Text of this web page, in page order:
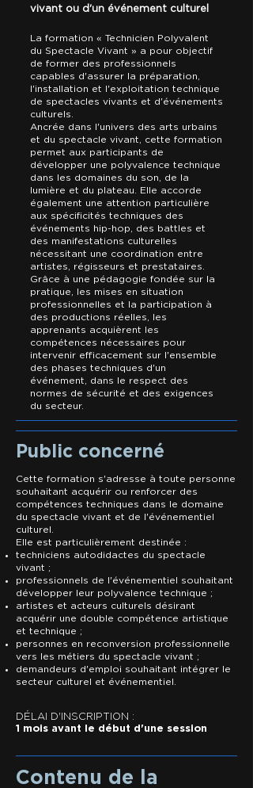
vivant ou d'un événement culturel
La formation « Technicien Polyvalent
du Spectacle Vivant » a pour objectif
de former des professionnels
capables d'assurer la préparation,
l'installation et l'exploitation technique
de spectacles vivants et d'événements
culturels.
Ancrée dans l'univers des arts urbains
et du spectacle vivant, cette formation
permet aux participants de
développer une polyvalence technique
dans les domaines du son, de la
lumière et du plateau. Elle accorde
également une attention particulière
aux spécificités techniques des
événements hip-hop, des battles et
des manifestations culturelles
nécessitant une coordination entre
artistes, régisseurs et prestataires.
Grâce à une pédagogie fondée sur la
pratique, les mises en situation
professionnelles et la participation à
des productions réelles, les
apprenants acquièrent les
compétences nécessaires pour
intervenir efficacement sur l'ensemble
des phases techniques d'un
événement, dans le respect des
normes de sécurité et des exigences
du secteur.
Public concerné
Cette formation s'adresse à toute personne
souhaitant acquérir ou renforcer des
compétences techniques dans le domaine
du spectacle vivant et de l'événementiel
culturel.
Elle est particulièrement destinée :
techniciens autodidactes du spectacle
vivant ;
professionnels de l'événementiel souhaitant
développer leur polyvalence technique ;
artistes et acteurs culturels désirant
acquérir une double compétence artistique
et technique ;
personnes en reconversion professionnelle
vers les métiers du spectacle vivant ;
demandeurs d'emploi souhaitant intégrer le
secteur culturel et événementiel.
​​​DÉLAI D'INSCRIPTION :
1 mois avant le début d'une session​
Contenu de la